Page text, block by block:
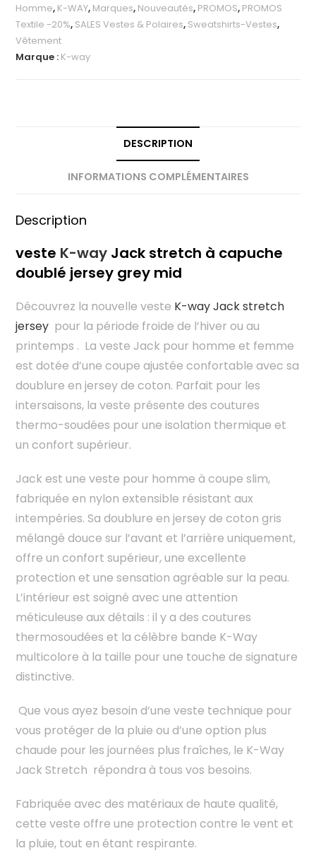
Homme, K-WAY, Marques, Nouveautés, PROMOS, PROMOS
Textile -20%, SALES Vestes & Polaires, Sweatshirts-Vestes,
Vêtement
Marque : K-way
DESCRIPTION
INFORMATIONS COMPLÉMENTAIRES
Description
veste K-way Jack stretch à capuche
doublé jersey grey mid
Découvrez la nouvelle veste K-way Jack stretch
jersey pour la période froide de l’hiver ou au
printemps . La veste Jack pour homme et femme
est dotée d’une coupe ajustée confortable avec sa
doublure en jersey de coton. Parfait pour les
intersaisons, la veste présente des coutures
thermo-soudées pour une isolation thermique et
un confort supérieur.
Jack est une veste pour homme à coupe slim,
fabriquée en nylon extensible résistant aux
intempéries. Sa doublure en jersey de coton gris
mélangé douce sur l’avant et l’arrière uniquement,
offre un confort supérieur, une excellente
protection et une sensation agréable sur la peau.
L’intérieur est soigné avec une attention
méticuleuse aux détails : il y a des coutures
thermosoudées et la célèbre bande K-Way
multicolore à la taille pour une touche de signature
distinctive.
Que vous ayez besoin d’une veste technique pour
vous protéger de la pluie ou d’une option plus
chaude pour les journées plus fraîches, le K-Way
Jack Stretch répondra à tous vos besoins.
Fabriquée avec des matériaux de haute qualité,
cette veste offre une protection contre le vent et
la pluie, tout en étant respirante.